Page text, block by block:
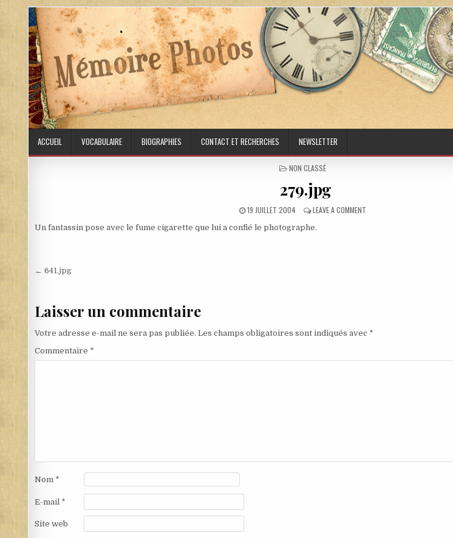
Skip to content
ACCUEIL VOCABULAIRE BIOGRAPHIES CONTACT ET RECHERCHES NEWSLETTER
POSTED IN
NON CLASSÉ
279.jpg
PUBLISHED DATE:
19 JUILLET 2004 LEAVE A COMMENTON 279.JPG
Un fantassin pose avec le fume cigarette que lui a confié le photographe.
Navigation de l’article
← 641.jpg
Laisser un commentaire
Votre adresse e-mail ne sera pas publiée. Les champs obligatoires sont indiqués avec *
Commentaire *
Nom *
E-mail *
Site web